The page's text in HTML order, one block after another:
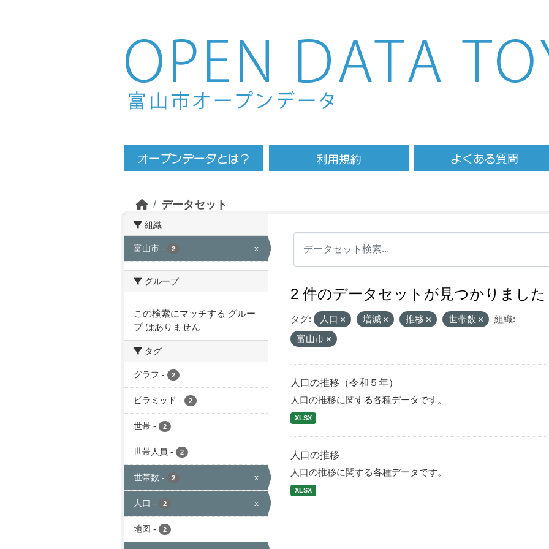
Skip to main content
データセット
組織
富山市 - 2 x
グループ
この検索にマッチする グルー
プ はありません
タグ
グラフ - 2
ピラミッド - 2
世帯 - 2
世帯人員 - 2
世帯数 - 2 x
人口 - 2 x
地図 - 2
2 件のデータセットが見つかりました
タグ: 人口 増減 推移 世帯数
組織:
富山市
人口の推移（令和５年）
人口の推移に関する各種データです。
XLSX
人口の推移
人口の推移に関する各種データです。
XLSX